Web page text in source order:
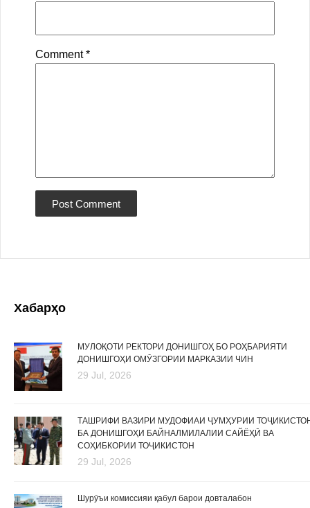
Comment*
Хабарҳо
МУЛОҚОТИ РЕКТОРИ ДОНИШГОҲ БО РОҲБАРИЯТИ
ДОНИШГОҲИ ОМӮЗГОРИИ МАРКАЗИИ ЧИН
29 Jul, 2026
ТАШРИФИ ВАЗИРИ МУДОФИАИ ҶУМҲУРИИ
БА ДОНИШГОҲИ БАЙНАЛМИЛАЛИИ САЙЁҲӢ ВА
СОҲИБКОРИИ ТОҶИКИСТОН
29 Jul, 2026
Шурӯъи комиссияи қабул барои довталабон